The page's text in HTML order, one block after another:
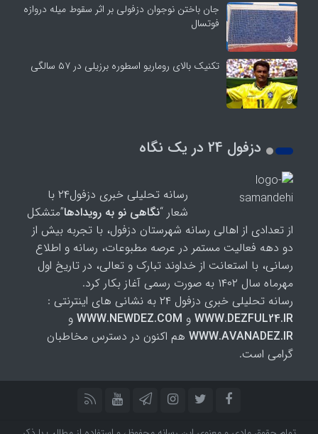
جان باختن نوجوان دزفولی بر اثر سقوط میله دروازه
فوتسال
تکنیک بالای روماریو اسطوره برزیلی در ۵۷ سالگی
دزفول 24 در یک نگاه
رسانه تحلیلی خبری دزفول۲۴ با
شعار “نگاهی نو به رویدادها”متشکل
از تعدادی از اهالی رسانه شهرستان دزفول، با تجربه بیش از
دو دهه فعالیت مستمر در عرصه مطبوعات، رسانه و اطلاع
رسانی، با استعانت از خداوند تبارک و تعالی، در تاریخ اول
مهرماه سال ۱۴۰۲ به صورت رسمی آغاز بکار کرد.
رسانه تحلیلی خبری دزفول ۲۴ به نشانی های اینترنتی :
WWW.DEZFUL24.IR و WWW.NEWDEZ.COM و
WWW.AVANADEZ.IR هم اکنون در دسترس مخاطبان
گرامی است.